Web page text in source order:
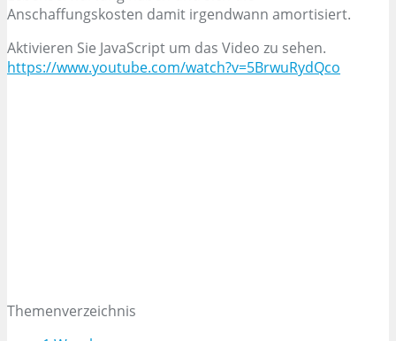
Anschaffungskosten damit irgendwann amortisiert.
Aktivieren Sie JavaScript um das Video zu sehen.
https://www.youtube.com/watch?v=5BrwuRydQco
Themenverzeichnis